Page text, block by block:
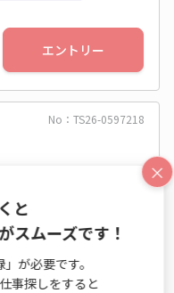
エントリー
No：TS26-0597218
×
と
スムーズです！
が必要です。
事探しをすると